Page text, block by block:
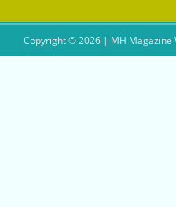
Copyright © 2026 | MH Magazine